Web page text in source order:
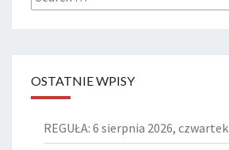
for:
OSTATNIE WPISY
REGUŁA: 6 sierpnia 2026, czwartek